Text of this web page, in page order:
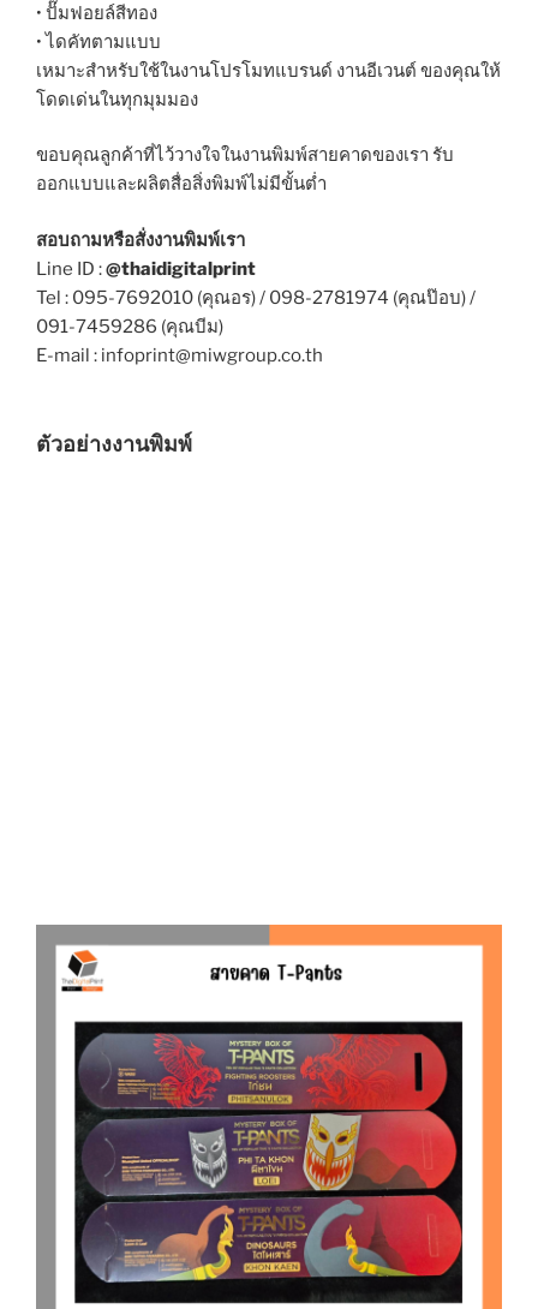
• ปั๊มฟอยล์สีทอง
• ไดคัทตามแบบ
เหมาะสำหรับใช้ในงานโปรโมทแบรนด์ งานอีเวนต์ ของคุณให้
โดดเด่นในทุกมุมมอง
ขอบคุณลูกค้าที่ไว้วางใจในงานพิมพ์สายคาดของเรา รับ
ออกแบบและผลิตสื่อสิ่งพิมพ์ไม่มีขั้นต่ำ
สอบถามหรือสั่งงานพิมพ์เรา
Line ID :@thaidigitalprint
Tel : 095-7692010 (คุณอร) / 098-2781974 (คุณป๊อบ) /
091-7459286 (คุณบีม)
E-mail : infoprint@miwgroup.co.th
ตัวอย่างงานพิมพ์